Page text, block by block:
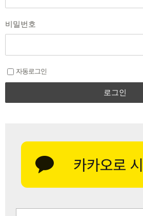
비밀번호
자동로그인
로그인